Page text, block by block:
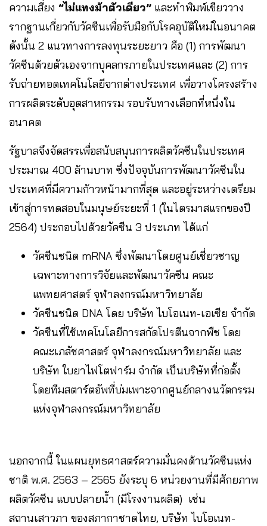
ความเสี่ยง “ไม่แทงม้าตัวเดียว” และทำพิมพ์เขียววาง
รากฐานเกี่ยวกับวัคซีนเพื่อรับมือกับโรคอุบัติใหม่ในอนาคต
ดังนั้น 2 แนวทางการลงทุนระยะยาว คือ (1) การพัฒนา
วัคซีนด้วยตัวเองจากบุคลกรภายในประเทศและ (2) การ
รับถ่ายทอดเทคโนโลยีจากต่างประเทศ เพื่อวางโครงสร้าง
การผลิตระดับอุตสาหกรรม รอบรับทางเลือกที่หนึ่งใน
อนาคต
รัฐบาลจึงจัดสรรเพื่อสนับสนุนการผลิตวัคซีนในประเทศ
ประมาณ 400 ล้านบาท ซึ่งปัจจุบันการพัฒนาวัคซีนใน
ประเทศที่มีความก้าวหน้ามากที่สุด และอยู่ระหว่างเตรียม
เข้าสู่การทดสอบในมนุษย์ระยะที่ 1 (ในไตรมาสแรกของปี
2564) ประกอบไปด้วยวัคซีน 3 ประเภท ได้แก่
วัคซีนชนิด mRNA ซึ่งพัฒนาโดยศูนย์เชี่ยวชาญ
เฉพาะทางการวิจัยและพัฒนาวัคซีน คณะ
แพทยศาสตร์ จุฬาลงกรณ์มหาวิทยาลัย
วัคซีนชนิด DNA โดย บริษัท ไบโอเนท-เอเซีย จำกัด
วัคซีนที่ใช้เทคโนโลยีการสกัดโปรตีนจากพืช โดย
คณะเภสัชศาสตร์ จุฬาลงกรณ์มหาวิทยาลัย และ
บริษัท ใบยาไฟโตฟาร์ม จำกัด เป็นบริษัทที่ก่อตั้ง
โดยทีมสตาร์ตอัพที่บ่มเพาะจากศูนย์กลางนวัตกรรม
แห่งจุฬาลงกรณ์มหาวิทยาลัย
นอกจากนี้ ในแผนยุทธศาสตร์ความมั่นคงด้านวัคซีนแห่ง
ชาติ พ.ศ. 2563 – 2565 ยังระบุ 6 หน่วยงานที่มีศักยภาพ
ผลิตวัคซีน แบบปลายน้ำ (มีโรงงานผลิต) เช่น
สถานเสาวภา ของสภากาชาดไทย, บริษัท ไบโอเนท-